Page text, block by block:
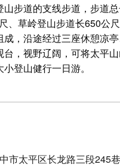
步道的支线步道，步道
、草岭登山步道长650公
，沿途经过三座休憩凉
，视野辽阔，可将太平
登山健行一日游。
市太平区长龙路三段245巷